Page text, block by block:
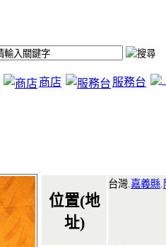
商店 服務台
位置(地
址)
台灣. 嘉義縣